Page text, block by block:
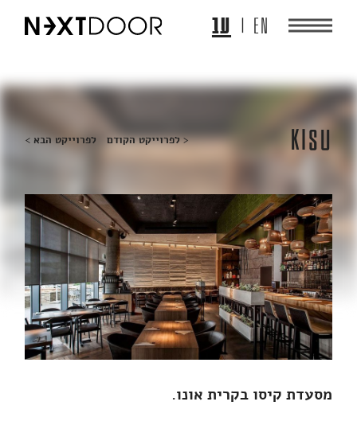
EN עב
Kisu ניווט
< לפרוייקט הקודם לפרוייקט הבא >
מסעדת קיסו בקרית אונו.